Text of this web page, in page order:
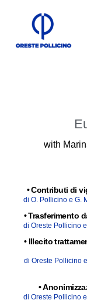
with
•Contributi di
di O. Pollicino e G.
•Trasferimento
di Oreste Pollicino
• Illecito
di Oreste Pollicino
•
di Oreste Pollicino